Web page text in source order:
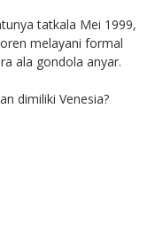
tatkala Mei 1999,
melayani formal
ala gondola anyar.
dimiliki Venesia?